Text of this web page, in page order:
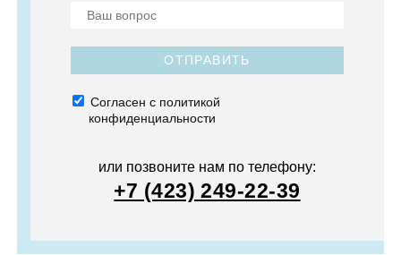
ОТПРАВИТЬ
Согласен с политикой
конфиденциальности
или позвоните нам по телефону:
+7 (423) 249-22-39